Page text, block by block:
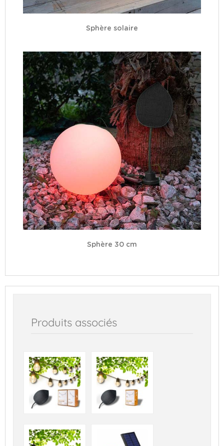
Sphère solaire
Sphère 30 cm
Produits associés